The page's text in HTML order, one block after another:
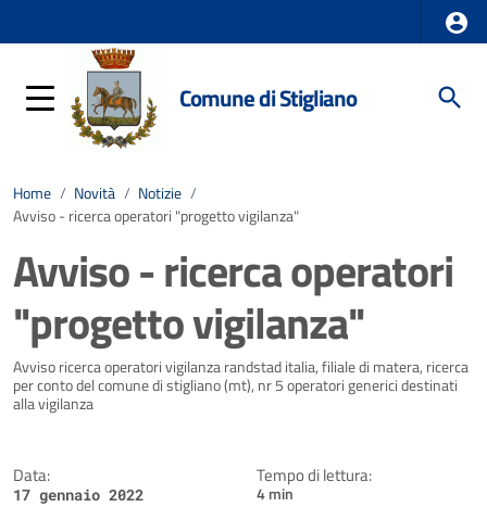
Comune di Stigliano
Home / Novità / Notizie /
Avviso - ricerca operatori "progetto vigilanza"
Avviso - ricerca operatori
"progetto vigilanza"
Dettagli della notizia
Avviso ricerca operatori vigilanza randstad italia, filiale di matera, ricerca
per conto del comune di stigliano (mt), nr 5 operatori generici destinati
alla vigilanza
Data:
17 gennaio 2022
Tempo di lettura:
4 min